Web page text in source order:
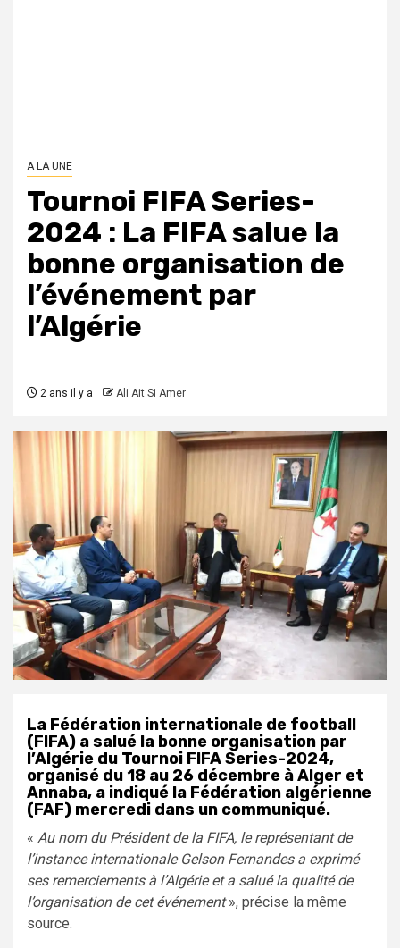
A LA UNE
Tournoi FIFA Series-
2024 : La FIFA salue la
bonne organisation de
l’événement par
l’Algérie
2 ans il y a Ali Ait Si Amer
La Fédération internationale de football
(FIFA) a salué la bonne organisation par
l’Algérie du Tournoi FIFA Series-2024,
organisé du 18 au 26 décembre à Alger et
Annaba, a indiqué la Fédération algérienne
(FAF) mercredi dans un communiqué.
« Au nom du Président de la FIFA, le représentant de
l’instance internationale Gelson Fernandes a exprimé
ses remerciements à l’Algérie et a salué la qualité de
l’organisation de cet événement», précise la même
source.